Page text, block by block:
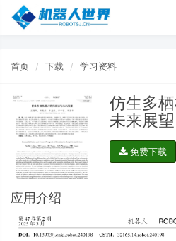
首页 下载 学习资料
仿生多
未来展望
免费下载
应用介绍